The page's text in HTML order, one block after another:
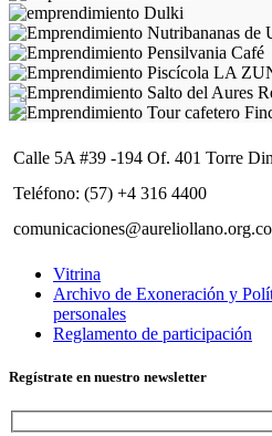
Calle 5A #39 -194 Of. 401 Torre
Teléfono: (57) +4 316 4400
comunicaciones@aureliollano.org.co
Vitrina
Archivo de Exoneración y
personales
Reglamento de participación
Regístrate en nuestro newsletter